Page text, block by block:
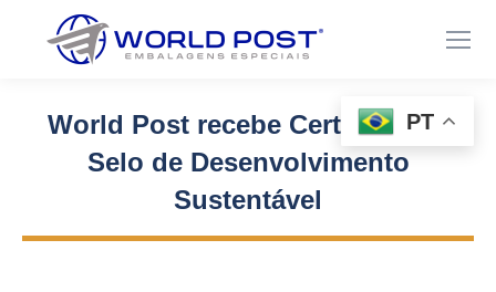
World Post recebe Certificado e
Selo de Desenvolvimento
Sustentável
Você está aqui:
PT